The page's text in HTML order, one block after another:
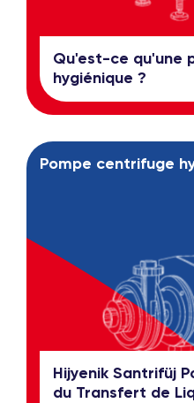
Qu'est-ce qu'une
hygiénique ?
Pompe centrifuge
Hijyenik Santrifüj
du Transfert de